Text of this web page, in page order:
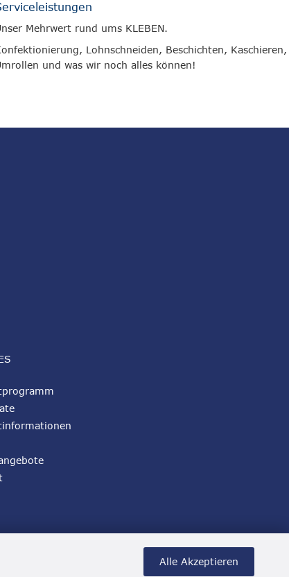
Alle Akzeptieren
Mehrwert rund ums KLEBEN.
Lohnschneiden, Beschichten, Kaschieren,
und was wir noch alles können!